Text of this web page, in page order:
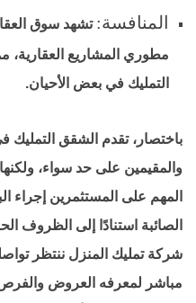
المنافسة: تشهد سوق
مطوري المشاريع العقارية،
التمليك في بعض الأحيان.
باختصار، تقدم الشقق
والمقيمين على حد سواء،
المهم على المستثمرين إجراء
الصائبة استنادًا إلى الظروف
شركة تمليك المنزل ننتظر
مباشر لمعرفه العروض والفرص